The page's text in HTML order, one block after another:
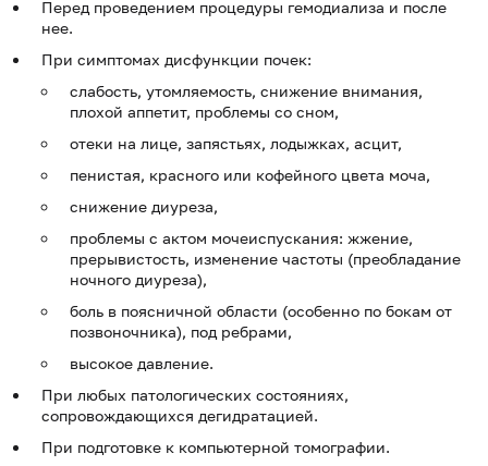
Перед проведением процедуры гемодиализа и после
нее.
При симптомах дисфункции почек:
слабость, утомляемость, снижение внимания,
плохой аппетит, проблемы со сном,
отеки на лице, запястьях, лодыжках, асцит,
пенистая, красного или кофейного цвета моча,
снижение диуреза,
проблемы с актом мочеиспускания: жжение,
прерывистость, изменение частоты (преобладание
ночного диуреза),
боль в поясничной области (особенно по бокам от
позвоночника), под ребрами,
высокое давление.
При любых патологических состояниях,
сопровождающихся дегидратацией.
При подготовке к компьютерной томографии.